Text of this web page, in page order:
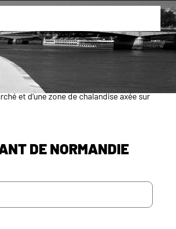
et de hautes fonctions
et ses milliers de commerces
et d’une zone de chalandise axée sur
de Normandie